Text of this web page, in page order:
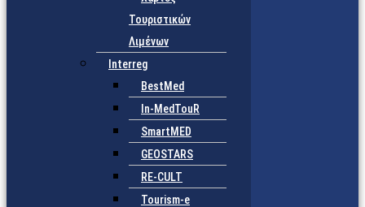
Τουριστικών
Λιμένων
Interreg
BestMed
In-MedTouR
SmartMED
GEOSTARS
RE-CULT
Tourism-e